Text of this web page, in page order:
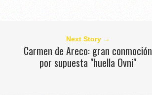
Next Story →
Carmen de Areco: gran conmoción
por supuesta "huella Ovni"